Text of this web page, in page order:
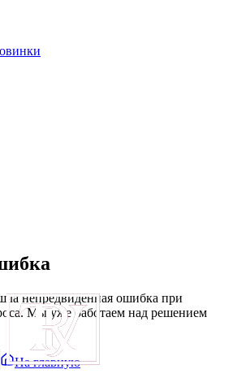
непредвиденная ошибка при
Мы уже работаем над решением
На главную